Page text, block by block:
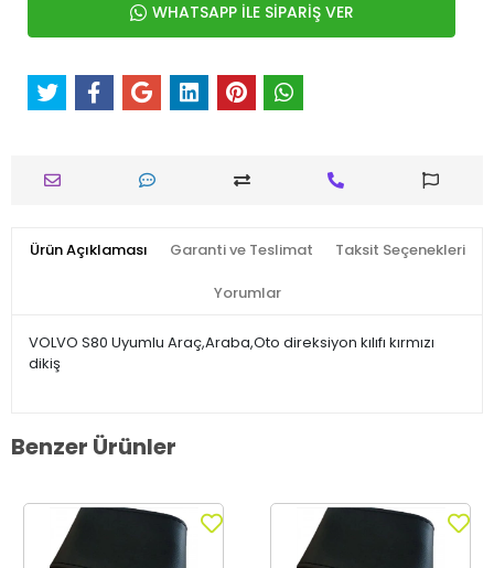
WHATSAPP İLE SİPARİŞ VER
Ürün Açıklaması Garanti ve Teslimat Taksit Seçenekleri
Yorumlar
VOLVO S80 Uyumlu Araç,Araba,Oto direksiyon kılıfı kırmızı
dikiş
Benzer Ürünler